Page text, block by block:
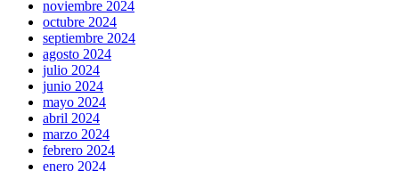
noviembre 2024
octubre 2024
septiembre 2024
agosto 2024
julio 2024
junio 2024
mayo 2024
abril 2024
marzo 2024
febrero 2024
enero 2024